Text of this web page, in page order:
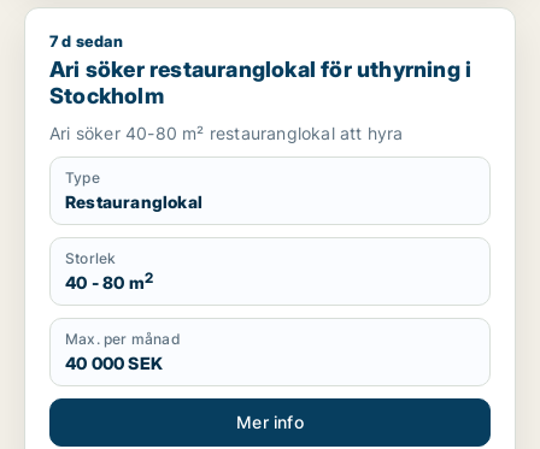
Ari söker restauranglokal för uthyrning i Stockholm
7 d sedan
Ari söker restauranglokal för uthyrning i
Stockholm
Ari söker 40-80 m² restauranglokal att hyra
Type
Restauranglokal
Storlek
40 - 80 m2
Max. per månad
40 000 SEK
Mer info